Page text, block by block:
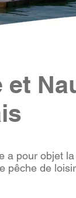
et
a pour objet
pêche de